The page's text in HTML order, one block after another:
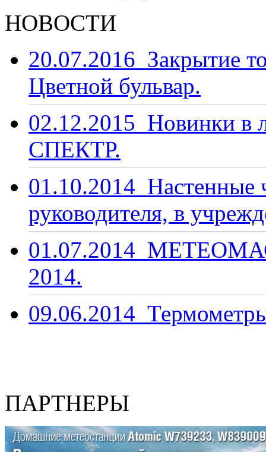
НОВОСТИ
20.07.2016 Закрытие
Цветной бульвар.
02.12.2015 Новинки в
СПЕКТР.
01.10.2014 Настенные
руководителя, в
01.07.2014
2014.
09.06.2014
ПАРТНЕРЫ